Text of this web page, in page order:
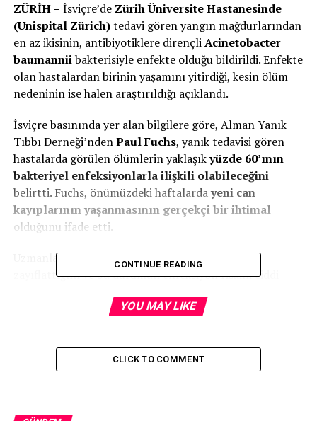
ZÜRİH – İsviçre’de Zürih Üniversite Hastanesinde
(Unispital Zürich)tedavi gören yangın mağdurlarından
en az ikisinin, antibiyotiklere dirençliAcinetobacter
baumanniibakterisiyle enfekte olduğu bildirildi. Enfekte
olan hastalardan birinin yaşamını yitirdiği, kesin ölüm
nedeninin ise halen araştırıldığı açıklandı.
İsviçre basınında yer alan bilgilere göre, Alman Yanık
Tıbbı Derneği’ndenPaul Fuchs, yanık tedavisi gören
hastalarda görülen ölümlerin yaklaşıkyüzde 60’ının
bakteriyel enfeksiyonlarla ilişkili olabileceğini
belirtti. Fuchs, önümüzdeki haftalardayeni can
kayıplarının yaşanmasının gerçekçi bir ihtimal
olduğunu ifade etti.
Uzmanlar, ağır yanıkların bağışıklık sistemini
zayıflattığını ve bu durumun enfeksiyon riskini ciddi
edildiği yoğun bakım ve özel servislerde, özellikle
Tıbbı Derneği verilerine göre, bu tür servislerde tedavi
her sekiz yetişkin hastadan birizatürre ya da
sepsis geçiriyor.
CONTINUE READING
YOU MAY LIKE
CLICK TO COMMENT